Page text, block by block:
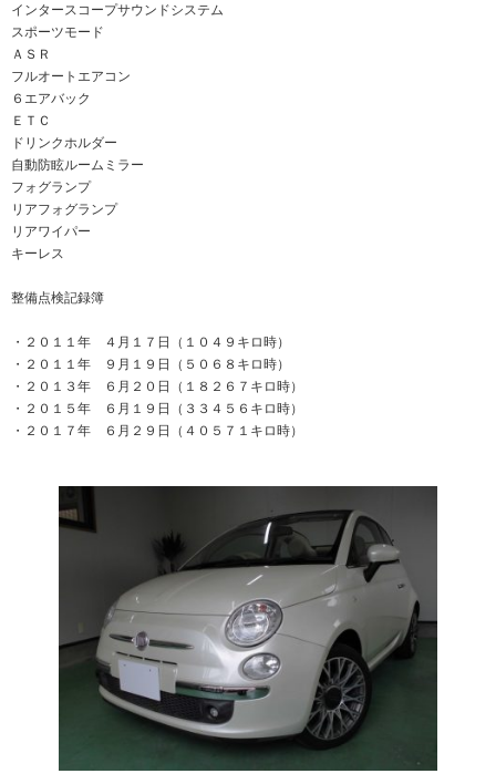
インタースコープサウンドシステム
スポーツモード
ＡＳＲ
フルオートエアコン
６エアバック
ＥＴＣ
ドリンクホルダー
自動防眩ルームミラー
フォグランプ
リアフォグランプ
リアワイパー
キーレス
整備点検記録簿
・２０１１年 ４月１７日（１０４９キロ時）
・２０１１年 ９月１９日（５０６８キロ時）
・２０１３年 ６月２０日（１８２６７キロ時）
・２０１５年 ６月１９日（３３４５６キロ時）
・２０１７年 ６月２９日（４０５７１キロ時）